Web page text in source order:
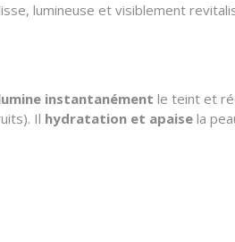
lumineuse et visiblement
instantanément le teint et
Il hydratation et apaise la